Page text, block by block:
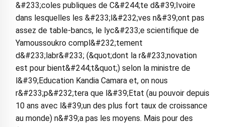
&#233;coles publiques de C&#244;te d&#39;Ivoire
dans lesquelles les &#233;l&#232;ves n&#39;ont pas
assez de table-bancs, le lyc&#233;e scientifique de
Yamoussoukro compl&#232;tement
d&#233;labr&#233; (&quot;dont la r&#233;novation
est pour bient&#244;t&quot;) selon la ministre de
l&#39;Education Kandia Camara et, on nous
r&#233;p&#232;tera que l&#39;Etat (au pouvoir depuis
10 ans avec l&#39;un des plus fort taux de croissance
au monde) n&#39;a pas les moyens. Mais pour des